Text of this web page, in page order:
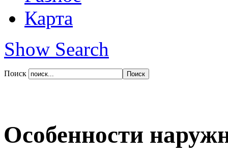
Карта
Show Search
Поиск
Особенности